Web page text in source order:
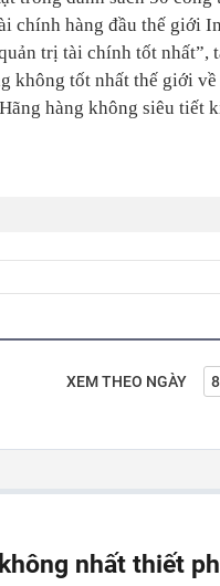
chính hàng đầu thế giới
trị tài chính tốt
không tốt nhất thế giới
hàng không siêu tiết
XEM THEO NGÀY
nhất thiết